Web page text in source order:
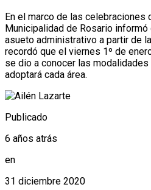
En el marco de las celebraciones
Municipalidad de Rosario
asueto administrativo a partir de
recordó que el viernes 1º de
se dio a conocer las
adoptará cada área.
Publicado
6 años atrás
en
31 diciembre 2020